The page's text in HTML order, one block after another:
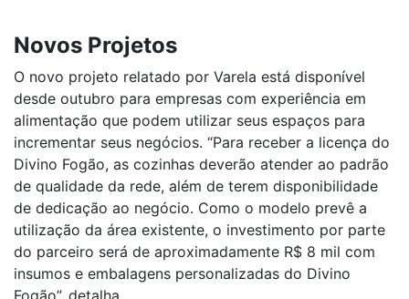
Novos Projetos
O novo projeto relatado por Varela está disponível
desde outubro para empresas com experiência em
alimentação que podem utilizar seus espaços para
incrementar seus negócios. “Para receber a licença do
Divino Fogão, as cozinhas deverão atender ao padrão
de qualidade da rede, além de terem disponibilidade
de dedicação ao negócio. Como o modelo prevê a
utilização da área existente, o investimento por parte
do parceiro será de aproximadamente R$ 8 mil com
insumos e embalagens personalizadas do Divino
Fogão”, detalha.